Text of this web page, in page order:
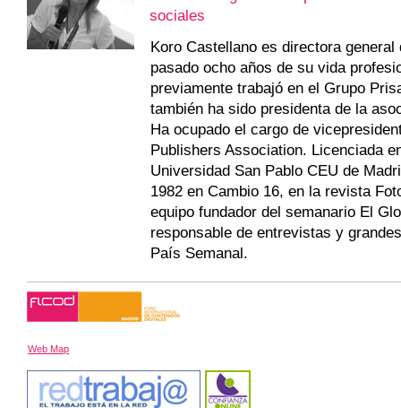
sociales
Koro Castellano es directora general
pasado ocho años de su vida
previamente trabajó en el Grupo
también ha sido presidenta de la
Ha ocupado el cargo de
Publishers Association. Licenciada
Universidad San Pablo CEU de
1982 en Cambio 16, en la revista
equipo fundador del semanario El
responsable de entrevistas y
País Semanal.
Web Map